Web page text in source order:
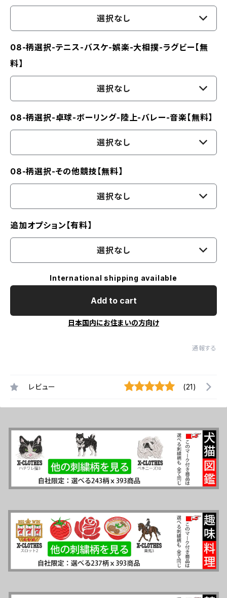
選択なし
08-柄選択-テニス-バスケ-娯楽-大相撲-ラグビー【無
料】
選択なし
08-柄選択-卓球-ボーリング-陸上-バレー-音楽【無料】
選択なし
08-柄選択-その他競技【無料】
選択なし
追加オプション【有料】
選択なし
International shipping available
Add to cart
日本国内にお住まいの方向け
通報する
レビュー (21)